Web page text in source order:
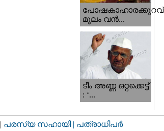
പോഷകാഹാരക്കുറവ്
മൂലം വന്‍...
ടീം അണ്ണ ഒറ്റക്കെട്ട്
: ‘...
| പരസ്യ സഹായി | പത്രാധിപര്‍